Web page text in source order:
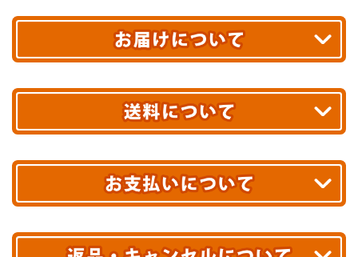
最短翌日お届け!
あす着エリアが対象です。
エリアやお届け日の確認はこちら▶
※ 配送業者による配送遅延が生じる可能性がございます。
※ 沖縄・離島はお届けできません。
送料無料!
10,000円未満 全国一律1,100円(税込)
配送業者
クレジットカード